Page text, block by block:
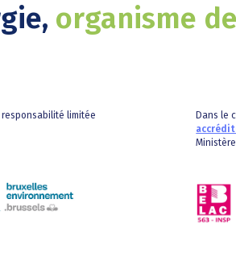
organisme
responsabilité limitée
Dans le